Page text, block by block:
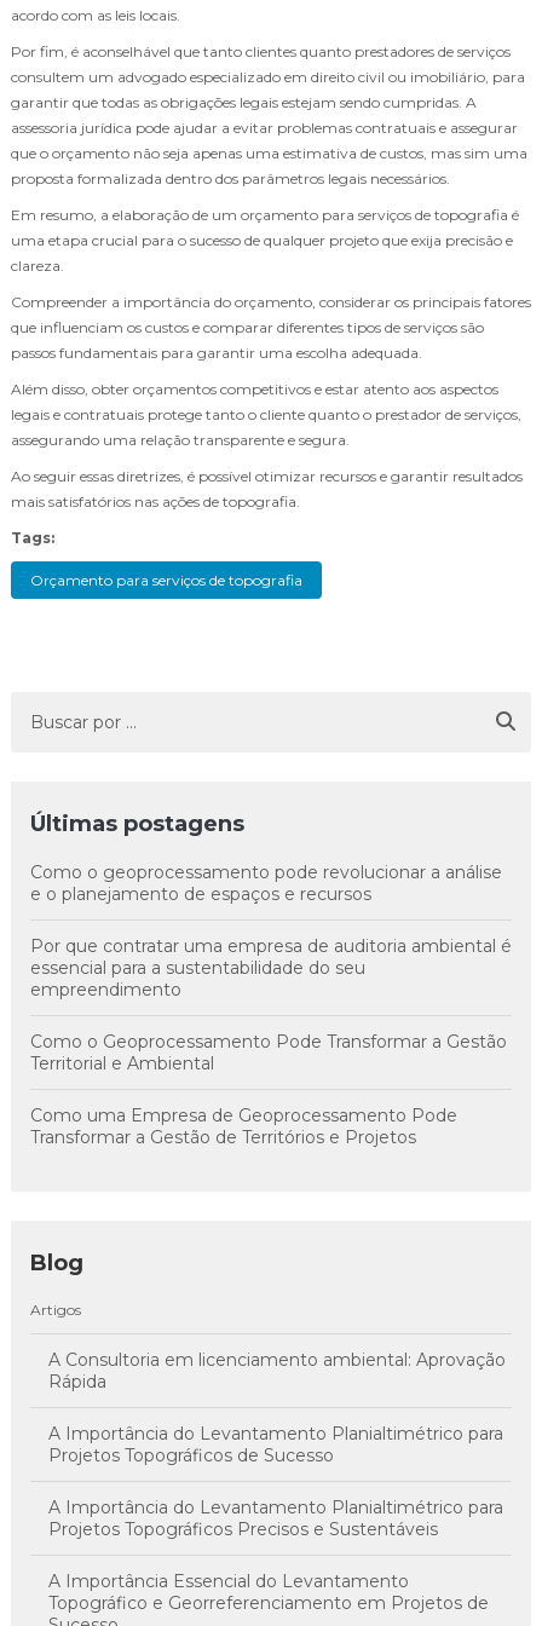
acordo com as leis locais.
Por fim, é aconselhável que tanto clientes quanto prestadores de serviços
consultem um advogado especializado em direito civil ou imobiliário, para
garantir que todas as obrigações legais estejam sendo cumpridas. A
assessoria jurídica pode ajudar a evitar problemas contratuais e assegurar
que o orçamento não seja apenas uma estimativa de custos, mas sim uma
proposta formalizada dentro dos parâmetros legais necessários.
Em resumo, a elaboração de um orçamento para serviços de topografia é
uma etapa crucial para o sucesso de qualquer projeto que exija precisão e
clareza.
Compreender a importância do orçamento, considerar os principais fatores
que influenciam os custos e comparar diferentes tipos de serviços são
passos fundamentais para garantir uma escolha adequada.
Além disso, obter orçamentos competitivos e estar atento aos aspectos
legais e contratuais protege tanto o cliente quanto o prestador de serviços,
assegurando uma relação transparente e segura.
Ao seguir essas diretrizes, é possível otimizar recursos e garantir resultados
mais satisfatórios nas ações de topografia.
Tags:
Orçamento para serviços de topografia
Últimas postagens
Como o geoprocessamento pode revolucionar a análise
e o planejamento de espaços e recursos
Por que contratar uma empresa de auditoria ambiental é
essencial para a sustentabilidade do seu
empreendimento
Como o Geoprocessamento Pode Transformar a Gestão
Territorial e Ambiental
Como uma Empresa de Geoprocessamento Pode
Transformar a Gestão de Territórios e Projetos
Blog
Artigos
A Consultoria em licenciamento ambiental: Aprovação
Rápida
A Importância do Levantamento Planialtimétrico para
Projetos Topográficos de Sucesso
A Importância do Levantamento Planialtimétrico para
Projetos Topográficos Precisos e Sustentáveis
A Importância Essencial do Levantamento
Topográfico e Georreferenciamento em Projetos de